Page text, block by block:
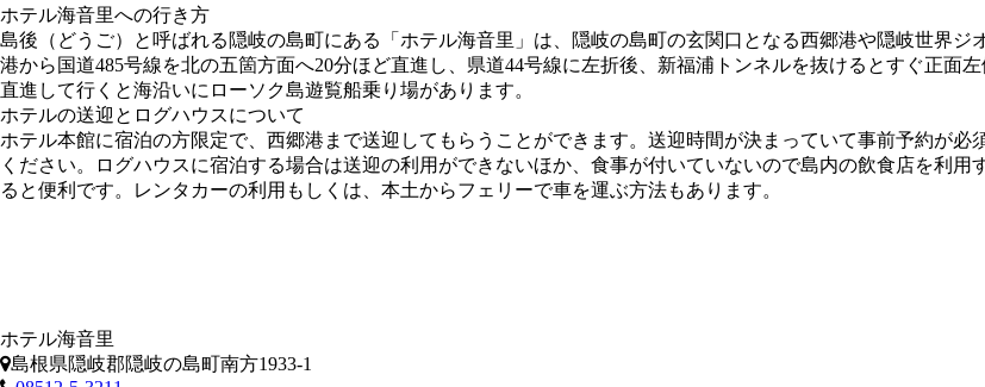
ホテル海音里への行き方
島後（どうご）と呼ばれる隠岐の島町にある「ホテル海音里」は、隠岐の島町の玄関口となる西郷港や隠岐世界
港から国道485号線を北の五箇方面へ20分ほど直進し、県道44号線に左折後、新福浦トンネルを抜けるとすぐ正面
直進して行くと海沿いにローソク島遊覧船乗り場があります。
ホテルの送迎とログハウスについて
ホテル本館に宿泊の方限定で、西郷港まで送迎してもらうことができます。送迎時間が決まっていて事前予約が
ください。ログハウスに宿泊する場合は送迎の利用ができないほか、食事が付いていないので島内の飲食店を利
ると便利です。レンタカーの利用もしくは、本土からフェリーで車を運ぶ方法もあります。
ホテル海音里
島根県隠岐郡隠岐の島町南方1933-1